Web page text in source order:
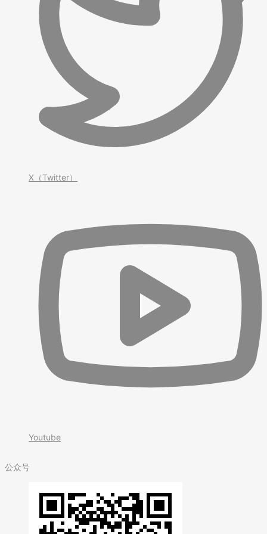
X（Twitter）
Youtube
公众号